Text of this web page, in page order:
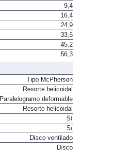
9,4
16,4
24,9
33,5
45,2
56,3
Tipo McPherson
Resorte helicoidal
Paralelogramo deformable
Resorte helicoidal
Sí
Sí
Disco ventilado
Disco